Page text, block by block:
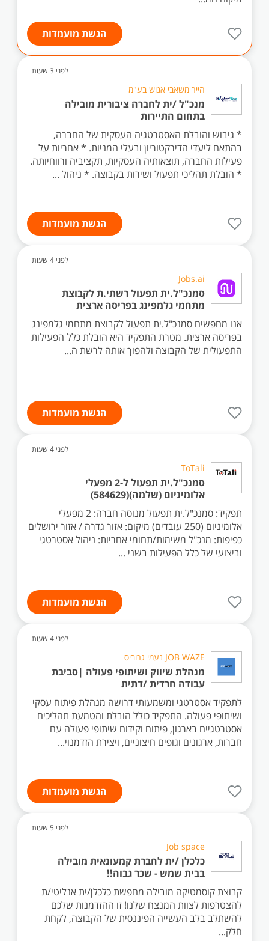
הגשת מועמדות
לפני 3 שעות
הייר משאבי אנוש בע"מ
מנכ"ל /ית לחברה ציבורית מובילה
בתחום התיירות
* גיבוש והובלת האסטרטגיה העסקית של החברה,
בהתאם ליעדי הדירקטוריון ובעלי המניות. * אחריות על
פעילות החברה, תוצאותיה העסקיות, תקציביה ורווחיותה.
* הובלת תהליכי תפעול ושירות בקבוצה. * ניהול ...
הגשת מועמדות
לפני 4 שעות
Jobs.ai
סמנכ"ל.ית תפעול רשתי.ת לקבוצת
מתחמי גלמפינג בפריסה ארצית
אנו מחפשים סמנכ"ל.ית תפעול לקבוצת מתחמי גלמפינג
בפריסה ארצית. מטרת התפקיד היא הובלת כלל הפעילות
התפעולית של הקבוצה ולהפוך אותה לרשת ה...
הגשת מועמדות
לפני 4 שעות
ToTali
סמנכ"ל.ית תפעול ל-2 מפעלי
אלומיניום (שלמה)(584629)
תפקיד: סמנכ"ל.ית תפעול מנוסה חברה: 2 מפעלי
אלומיניום (250 עובדים) מיקום: אזור גדרה / אזור ירושלים
כפיפות: מנכ"ל משימות/תחומי אחריות: ניהול אסטרטגי
וביצועי של כלל הפעילות בשני ...
הגשת מועמדות
לפני 4 שעות
JOB WAZE נעמי גרוביס
מנהלת שיווק ושיתופי פעולה |סביבת
עבודה חרדית /דתית
לתפקיד אסטרטגי ומשמעותי דרושה מנהלת פיתוח עסקי
ושיתופי פעולה. התפקיד כולל הובלת והטמעת תהליכים
אסטרטגיים בארגון, פיתוח וקידום שיתופי פעולה עם
חברות, ארגונים וגופים חיצוניים, ויצירת הזדמנוי...
הגשת מועמדות
לפני 5 שעות
Job space
כלכלן /ית לחברת קמעונאית מובילה
בבית שמש - שכר גבוה!!
קבוצת קוסמטיקה מובילה מחפשת כלכלן/ית אנליטי/ת
להצטרפות לצוות המנצח שלנו! זו ההזדמנות שלכם
להשתלב בלב העשייה הפיננסית של הקבוצה, לקחת
חלק...